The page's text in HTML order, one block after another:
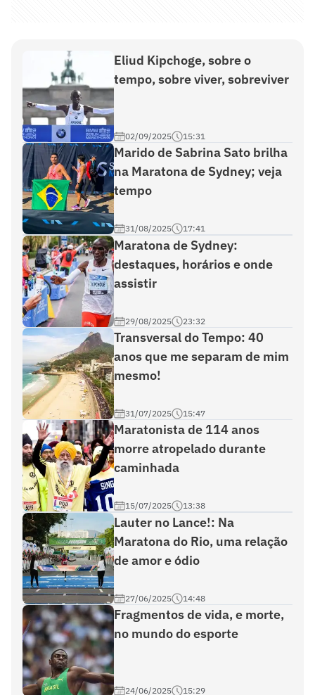
Eliud Kipchoge, sobre o
tempo, sobre viver, sobreviver
02/09/2025 15:31
Marido de Sabrina Sato brilha
na Maratona de Sydney; veja
tempo
31/08/2025 17:41
Maratona de Sydney:
destaques, horários e onde
assistir
29/08/2025 23:32
Transversal do Tempo: 40
anos que me separam de mim
mesmo!
31/07/2025 15:47
Maratonista de 114 anos
morre atropelado durante
caminhada
15/07/2025 13:38
Lauter no Lance!: Na
Maratona do Rio, uma relação
de amor e ódio
27/06/2025 14:48
Fragmentos de vida, e morte,
no mundo do esporte
24/06/2025 15:29